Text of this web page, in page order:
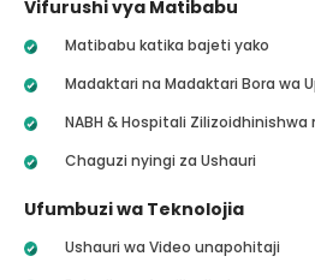
Vifurushi vya Matibabu
Matibabu katika bajeti yako
Madaktari na Madaktari Bora wa
NABH & Hospitali Zilizoidhinishwa
Chaguzi nyingi za Ushauri
Ufumbuzi wa Teknolojia
Ushauri wa Video unapohitaji